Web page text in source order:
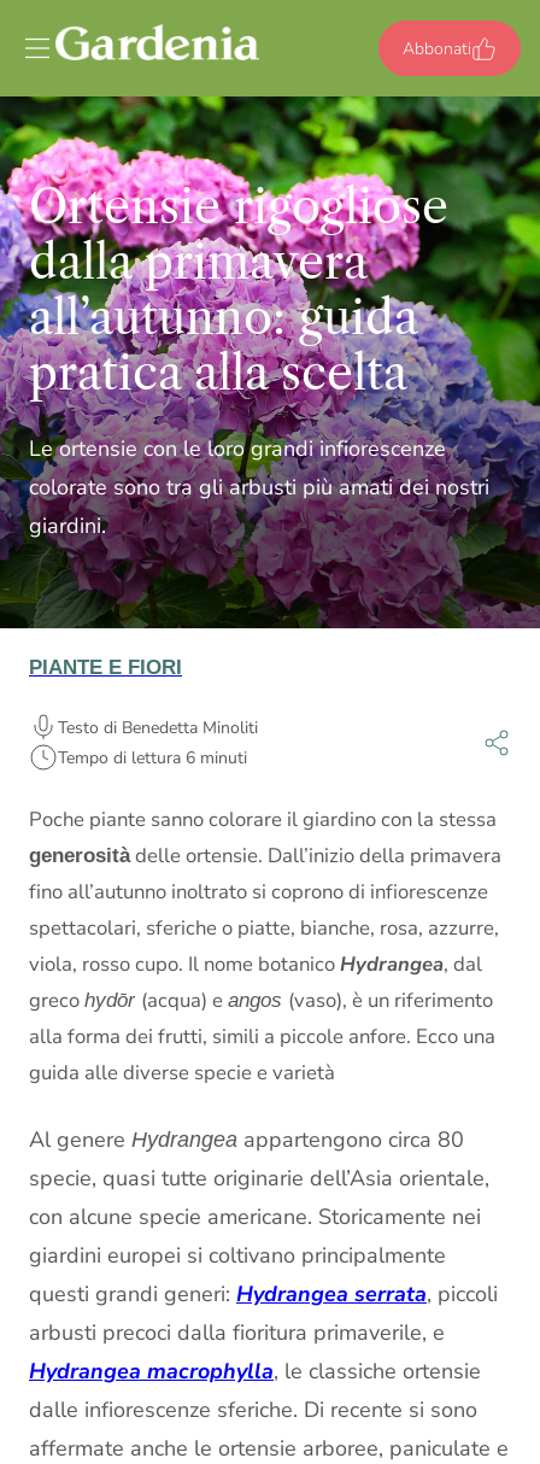
Abbonati
Ortensie rigogliose
dalla primavera
all’autunno: guida
pratica alla scelta
Le ortensie con le loro grandi infiorescenze
colorate sono tra gli arbusti più amati dei nostri
giardini.
PIANTE E FIORI
Testo di Benedetta Minoliti
Tempo di lettura 6 minuti
Poche piante sanno colorare il giardino con la stessa
generositàdelle ortensie. Dall’inizio della primavera
fino all’autunno inoltrato si coprono di infiorescenze
spettacolari, sferiche o piatte, bianche, rosa, azzurre,
viola, rosso cupo. Il nome botanicoHydrangea, dal
greco hydōr (acqua) e angos (vaso), è un riferimento
alla forma dei frutti, simili a piccole anfore. Ecco una
guida alle diverse specie e varietà
Al genere Hydrangea appartengono circa 80
specie, quasi tutte originarie dell’Asia orientale,
con alcune specie americane. Storicamente nei
giardini europei si coltivano principalmente
questi grandi generi: Hydrangea serrata, piccoli
arbusti precoci dalla fioritura primaverile, e
Hydrangea macrophylla, le classiche ortensie
dalle infiorescenze sferiche. Di recente si sono
affermate anche le ortensie arboree, paniculate e